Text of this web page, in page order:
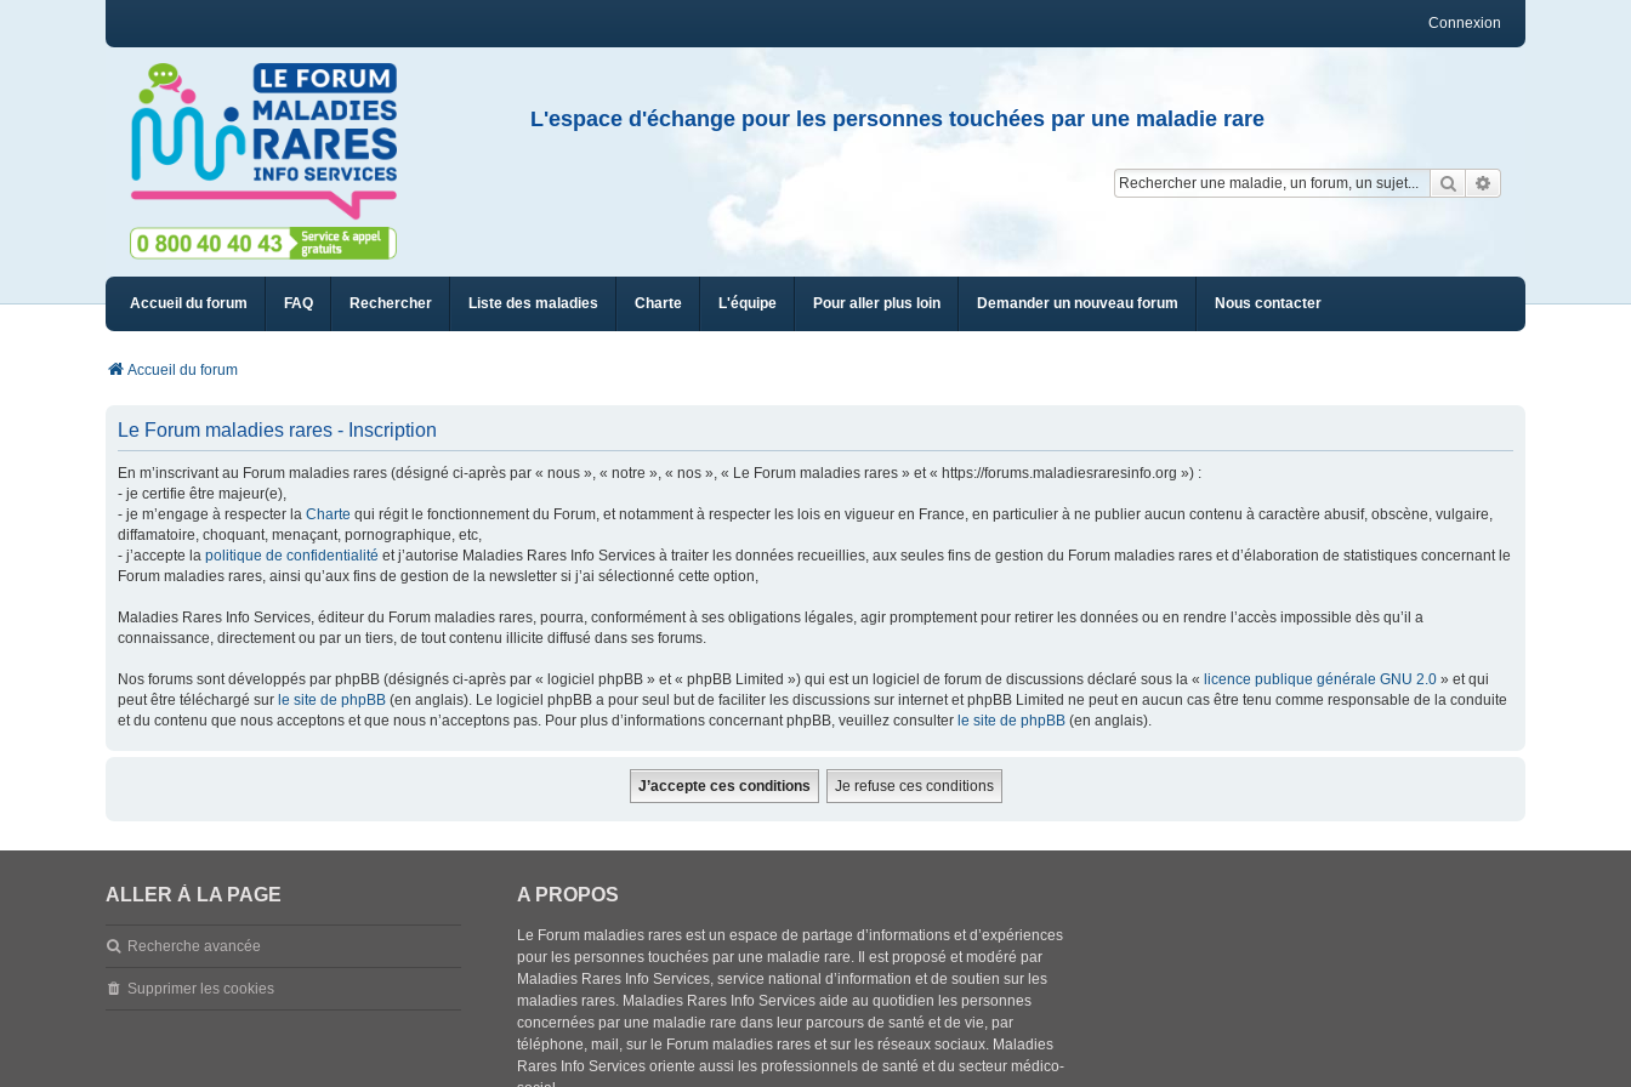
Connexion
L'espace d'échange pour les personnes touchées par une maladie rare
Rechercher
Accueil du forum FAQ Rechercher Liste des maladies Charte L'équipe Pour aller plus loin Demander un nouveau forum Nous contacter
Accueil du forum
Le Forum maladies rares - Inscription
En m’inscrivant au Forum maladies rares (désigné ci-après par « nous », « notre », « nos », « Le Forum maladies rares » et « https://forums.maladiesraresinfo.org ») :
- je certifie être majeur(e),
- je m’engage à respecter la Charte qui régit le fonctionnement du Forum, et notamment à respecter les lois en vigueur en France, en particulier à ne publier aucun contenu à caractère abusif, obscène, vulgaire,
diffamatoire, choquant, menaçant, pornographique, etc,
- j’accepte la politique de confidentialité et j’autorise Maladies Rares Info Services à traiter les données recueillies, aux seules fins de gestion du Forum maladies rares et d’élaboration de statistiques concernant le
Forum maladies rares, ainsi qu’aux fins de gestion de la newsletter si j’ai sélectionné cette option,
Maladies Rares Info Services, éditeur du Forum maladies rares, pourra, conformément à ses obligations légales, agir promptement pour retirer les données ou en rendre l’accès impossible dès qu’il a
connaissance, directement ou par un tiers, de tout contenu illicite diffusé dans ses forums.
Nos forums sont développés par phpBB (désignés ci-après par « logiciel phpBB » et « phpBB Limited ») qui est un logiciel de forum de discussions déclaré sous la « licence publique générale GNU 2.0 » et qui
peut être téléchargé sur le site de phpBB (en anglais). Le logiciel phpBB a pour seul but de faciliter les discussions sur internet et phpBB Limited ne peut en aucun cas être tenu comme responsable de la conduite
et du contenu que nous acceptons et que nous n’acceptons pas. Pour plus d’informations concernant phpBB, veuillez consulter le site de phpBB (en anglais).
ALLER À LA PAGE
Recherche avancée
Supprimer les cookies
A PROPOS
Le Forum maladies rares est un espace de partage d’informations et d’expériences
pour les personnes touchées par une maladie rare. Il est proposé et modéré par
Maladies Rares Info Services, service national d’information et de soutien sur les
maladies rares. Maladies Rares Info Services aide au quotidien les personnes
concernées par une maladie rare dans leur parcours de santé et de vie, par
téléphone, mail, sur le Forum maladies rares et sur les réseaux sociaux. Maladies
Rares Info Services oriente aussi les professionnels de santé et du secteur médico-